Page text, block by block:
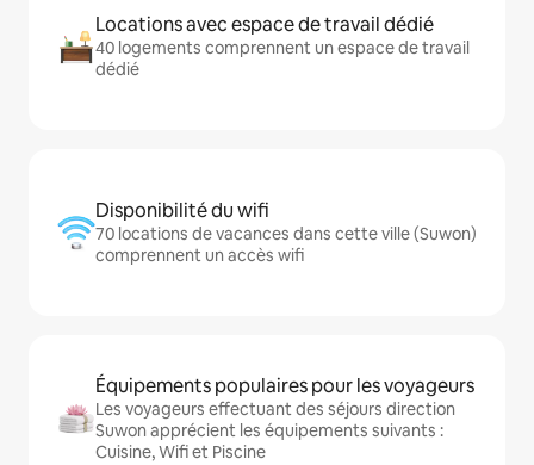
Locations avec espace de travail dédié
40 logements comprennent un espace de travail
dédié
Disponibilité du wifi
70 locations de vacances dans cette ville (Suwon)
comprennent un accès wifi
Équipements populaires pour les voyageurs
Les voyageurs effectuant des séjours direction
Suwon apprécient les équipements suivants :
Cuisine, Wifi et Piscine